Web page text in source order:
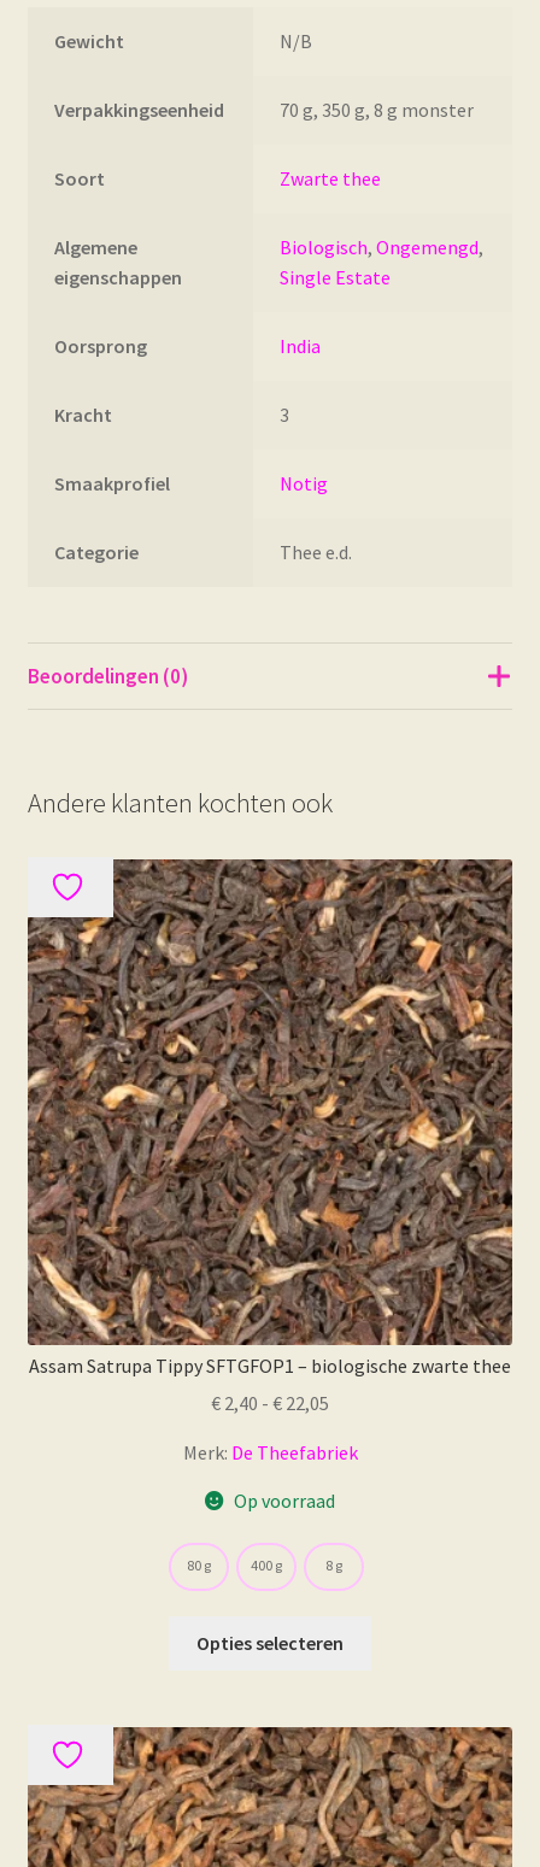
Gewicht N/B
Verpakkingseenheid 70 g, 350 g, 8 g monster
Soort Zwarte thee
Algemene
eigenschappen
Biologisch,Ongemengd,
Single Estate
Oorsprong India
Kracht 3
Smaakprofiel Notig
Categorie Thee e.d.
Beoordelingen (0)
Andere klanten kochten ook
Assam Satrupa Tippy SFTGFOP1 – biologische zwarte thee
€ 2,40 - € 22,05
tot
€ 22,05
Merk: De Theefabriek
Op voorraad
80 g 400 g 8 g
Opties selecteren
variaties.
Deze
optie
kan